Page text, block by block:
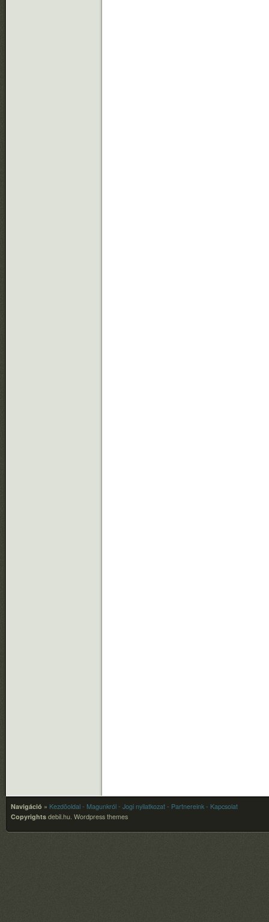
Navigáció » Kezdõoldal - Magunkról - Jogi nyilatkozat - Partnereink - Kapcsolat
Copyrights debil.hu. Wordpress themes